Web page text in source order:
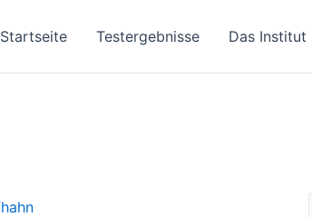
Startseite Testergebnisse Das Institut